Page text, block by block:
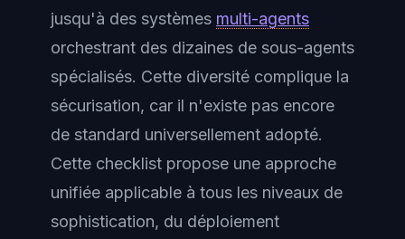
jusqu'à des systèmes multi-agents
orchestrant des dizaines de sous-agents
spécialisés. Cette diversité complique la
sécurisation, car il n'existe pas encore
de standard universellement adopté.
Cette checklist propose une approche
unifiée applicable à tous les niveaux de
sophistication, du déploiement